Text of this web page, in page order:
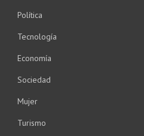
Política
Tecnología
Economía
Sociedad
Mujer
Turismo